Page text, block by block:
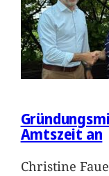
Amtszeit an
Christine